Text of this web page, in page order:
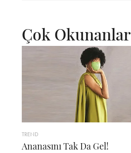
Çok Okunanlar
TREND
Ananasını Tak Da Gel!